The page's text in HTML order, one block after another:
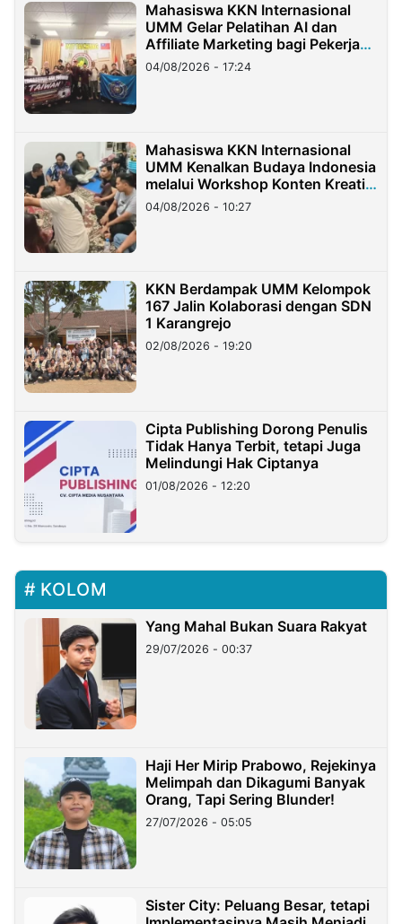
Mahasiswa KKN Internasional
UMM Gelar Pelatihan AI dan
Affiliate Marketing bagi Pekerja
Migran Indonesia di Taiwan
04/08/2026 - 17:24
Mahasiswa KKN Internasional
UMM Kenalkan Budaya Indonesia
melalui Workshop Konten Kreatif
di Taiwan
04/08/2026 - 10:27
KKN Berdampak UMM Kelompok
167 Jalin Kolaborasi dengan SDN
1 Karangrejo
02/08/2026 - 19:20
Cipta Publishing Dorong Penulis
Tidak Hanya Terbit, tetapi Juga
Melindungi Hak Ciptanya
01/08/2026 - 12:20
KOLOM
Yang Mahal Bukan Suara Rakyat
29/07/2026 - 00:37
Haji Her Mirip Prabowo, Rejekinya
Melimpah dan Dikagumi Banyak
Orang, Tapi Sering Blunder!
27/07/2026 - 05:05
Sister City: Peluang Besar, tetapi